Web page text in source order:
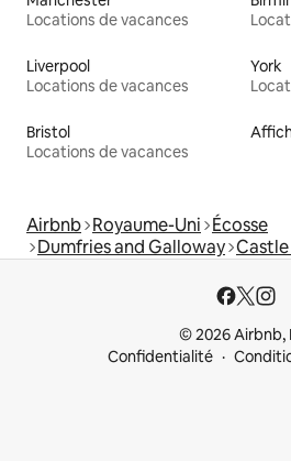
Locations de vacances
Liverpool
Locations de vacances
York
Bristol
Locations de vacances
Airbnb Royaume-Uni Écosse
Dumfries and Galloway
© 2026 Airbnb,
Confidentialité